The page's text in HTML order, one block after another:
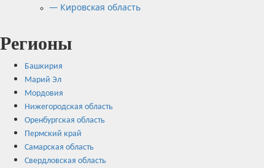
— Кировская область
Регионы
Башкирия
Марий Эл
Мордовия
Нижегородская область
Оренбургская область
Пермский край
Самарская область
Свердловская область